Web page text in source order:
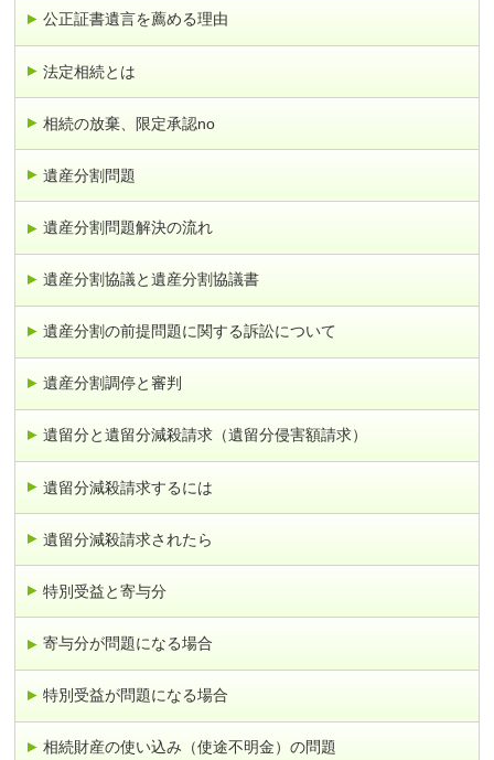
公正証書遺言を薦める理由
法定相続とは
相続の放棄、限定承認no
遺産分割問題
遺産分割問題解決の流れ
遺産分割協議と遺産分割協議書
遺産分割の前提問題に関する訴訟について
遺産分割調停と審判
遺留分と遺留分減殺請求（遺留分侵害額請求）
遺留分減殺請求するには
遺留分減殺請求されたら
特別受益と寄与分
寄与分が問題になる場合
特別受益が問題になる場合
相続財産の使い込み（使途不明金）の問題